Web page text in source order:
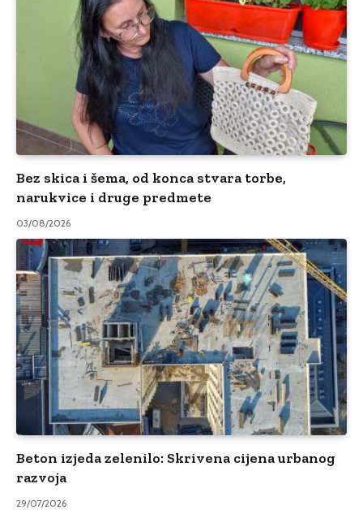
Bez skica i šema, od konca stvara torbe,
narukvice i druge predmete
03/08/2026
Beton izjeda zelenilo: Skrivena cijena urbanog
razvoja
29/07/2026